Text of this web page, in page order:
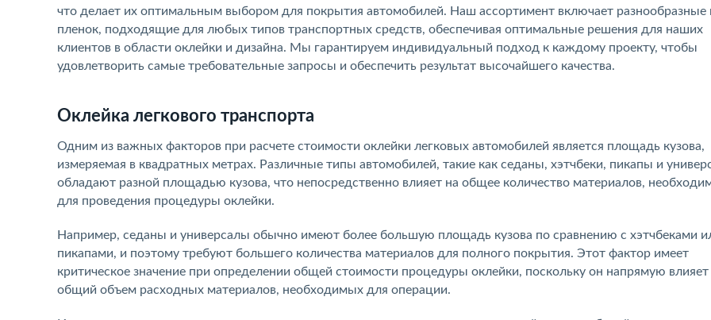
что делает их оптимальным выбором для покрытия автомобилей. Наш ассортимент включает
пленок, подходящие для любых типов транспортных средств, обеспечивая оптимальные решения для наших
клиентов в области оклейки и дизайна. Мы гарантируем индивидуальный подход к каждому проекту, чтобы
удовлетворить самые требовательные запросы и обеспечить результат высочайшего качества.
Оклейка легкового транспорта
Одним из важных факторов при расчете стоимости оклейки легковых автомобилей является площадь кузова,
измеряемая в квадратных метрах. Различные типы автомобилей, такие как седаны, хэтчбеки, пикапы и
обладают разной площадью кузова, что непосредственно влияет на общее количество материалов,
для проведения процедуры оклейки.
Например, седаны и универсалы обычно имеют более большую площадь кузова по сравнению с хэтчбеками
пикапами, и поэтому требуют большего количества материалов для полного покрытия. Этот фактор имеет
критическое значение при определении общей стоимости процедуры оклейки, поскольку он напрямую влияет
общий объем расходных материалов, необходимых для операции.